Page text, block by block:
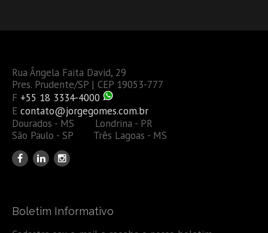
Rua Ângela Faita David, 29
Pres. Prudente/SP | CEP 19053-777
F +55 18 3334-4000
E contato@jorgegomes.com.br
Dourados - MS Londrina - PR
São Paulo - SP Três Lagoas - MS
Boletim Informativo